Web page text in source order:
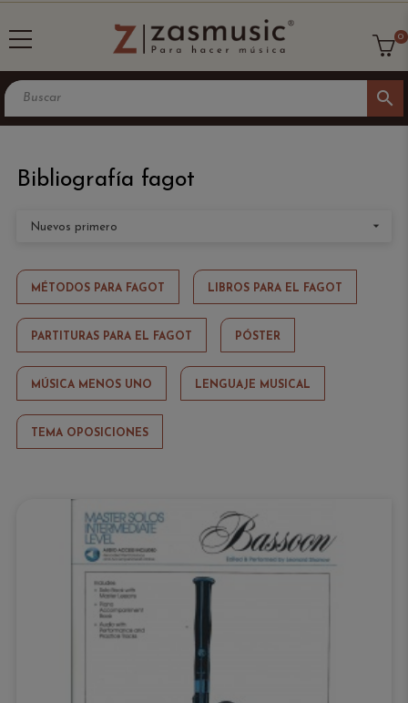
search
0
Bibliografía fagot
Nuevos primero 
MÉTODOS PARA FAGOT LIBROS PARA EL FAGOT
PARTITURAS PARA EL FAGOT PÓSTER
MÚSICA MENOS UNO LENGUAJE MUSICAL
TEMA OPOSICIONES